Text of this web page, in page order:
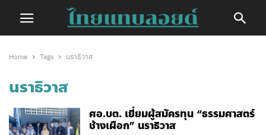
Home Tags นราธิวาส
นราธิวาส
ศอ.บต. เยี่ยมผู้สมัครทุน “ธรรมศาสตร์
ช้างเผือก” นราธิวาส